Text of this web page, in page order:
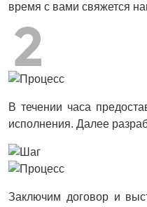
время с вами свяжется
В течении часа
исполнения. Далее
Заключим договор и